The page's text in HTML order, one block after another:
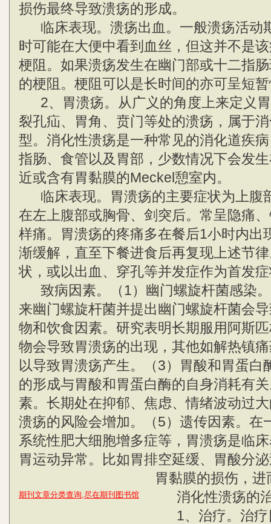
损伤最终导致溃疡的形成。
临床表现。溃疡出血。一般溃疡活动
时可能在大便中看到血丝，但这并不是
梗阻。如果溃疡发生在幽门部或十二指
的梗阻。梗阻可以是长时间的亦可呈短
2、胃溃疡。从广义的角度上来定义
裂孔疝、胃角、贲门等处的溃疡，属于
型。消化性溃疡是一种常见的消化道疾
指肠、食管以及胃部，少数情况下会发
近或含有胃黏膜的Meckel憩室内。
临床表现。胃溃疡的主要症状为上腹
在左上腹部或胸骨、剑突后。常呈隐痛
样痛。胃溃疡的疼痛多在餐后1小时内出
渐缓解，直至下餐进食后再复现上述节
状，或以出血、穿孔等并发症作为首发
致病因素。（1）幽门螺旋杆菌感染
来幽门螺旋杆菌并提出幽门螺旋杆菌会
物和饮食因素。研究表明长期服用阿斯
物会导致胃溃疡的出现，其他如解热镇
以导致胃溃疡产生。（3）胃酸和胃蛋白
的形成与胃酸和胃蛋白酶的自身消耗有
素。长期处在抑郁、焦虑、情绪波动过
溃疡的风险会增加。（5）遗传因素。在
系统性肥大细胞增多症等，胃溃疡是临
胃运动异常。比如胃排空延缓、胃酸分
胃黏膜的损伤，
期刊文章分类查询,尽在期刊图书馆
消化性溃疡的
1、治疗。治疗